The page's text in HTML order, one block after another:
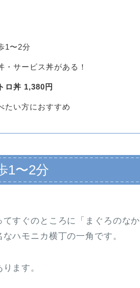
1〜2分
・サービス丼がある！
ロ丼 1,380円
たい方におすすめ
1〜2分
すぐのところに「まぐろのなか
ハモニカ横丁の一角です。
ます。